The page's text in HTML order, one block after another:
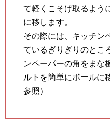
て軽くこそげ取るよう
に移します。
その際には、キッチン
ているぎりぎりのとこ
ンペーパーの角をまな
ルトを簡単にボールに
参照）